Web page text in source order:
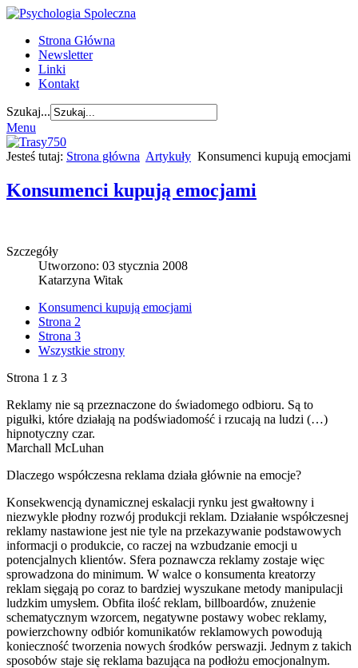
Strona Główna
Newsletter
Linki
Kontakt
Szukaj...
Menu
Jesteś tutaj: Strona główna Artykuły Konsumenci kupują emocjami
Konsumenci kupują emocjami
Szczegóły
Utworzono: 03 stycznia 2008
Katarzyna Witak
Konsumenci kupują emocjami
Strona 2
Strona 3
Wszystkie strony
Strona 1 z 3
Reklamy nie są przeznaczone do świadomego odbioru. Są to
pigułki, które działają na podświadomość i rzucają na ludzi (…)
hipnotyczny czar.
Marchall McLuhan
Dlaczego współczesna reklama działa głównie na emocje?
Konsekwencją dynamicznej eskalacji rynku jest gwałtowny i
niezwykle płodny rozwój produkcji reklam. Działanie współczesnej
reklamy nastawione jest nie tyle na przekazywanie podstawowych
informacji o produkcie, co raczej na wzbudzanie emocji u
potencjalnych klientów. Sfera poznawcza reklamy zostaje więc
sprowadzona do minimum. W walce o konsumenta kreatorzy
reklam sięgają po coraz to bardziej wyszukane metody manipulacji
ludzkim umysłem. Obfita ilość reklam, billboardów, znużenie
schematycznym wzorcem, negatywne postawy wobec reklamy,
powierzchowny odbiór komunikatów reklamowych powodują
konieczność tworzenia nowych środków perswazji. Jednym z takich
sposobów staje się reklama bazująca na podłożu emocjonalnym.